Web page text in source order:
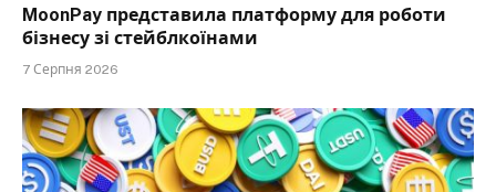
MoonPay представила платформу для роботи
бізнесу зі стейблкоїнами
7 Серпня 2026